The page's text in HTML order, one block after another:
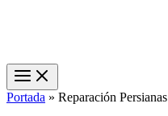
Portada » Reparación Persianas